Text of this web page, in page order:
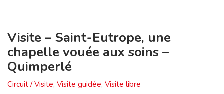
Visite – Saint-Eutrope, une
chapelle vouée aux soins –
Quimperlé
Circuit / Visite, Visite guidée, Visite libre